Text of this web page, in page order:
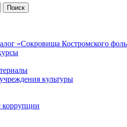
«Сокровища Костромского
культуры
коррупции